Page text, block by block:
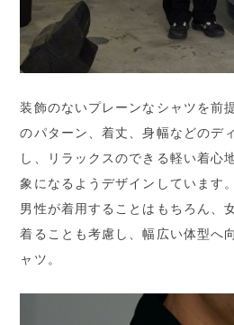
装飾のないプレーンなシャツを前
のパターン、着丈、身幅などのデ
し、リラックスのできる軽い着心
象になるようデザインしています。
男性が着用することはもちろん、
着ることも考慮し、幅広い体型へ
ャツ。